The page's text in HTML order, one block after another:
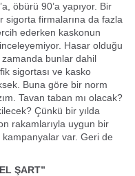
öbürü 90’a yapıyor. Bir
sigorta firmalarına da fazla
ederken kaskonun
Hasar olduğu
bunlar dahil
sigortası ve kasko
Buna göre bir norm
Tavan taban mı olacak?
Çünkü bir yılda
rakamlarıyla uygun bir
var. Geri de
ŞART”